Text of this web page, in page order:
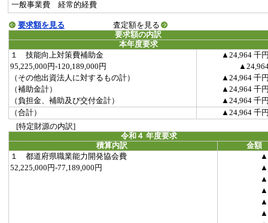
一般事業費 経常的経費
要求額を見る
査定額を見る
要求額の内訳
本年度要求
１ 技能向上対策費補助金
▲24,964 千
95,225,000円-120,189,000円
（その他出資法人に対するもの計）
▲24,964 千
（補助金計）
▲24,964 千
（負担金、補助及び交付金計）
▲24,964 千
（合計）
▲24,964 千
[特定財源の内訳]
令和４ 年度要求
積算内訳
金額
１ 都道府県職業能力開発協会費
52,225,000円-77,189,000円